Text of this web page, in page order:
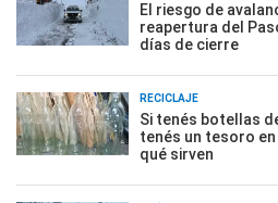
El riesgo de
reapertura del
días de cierre
RECICLAJE
Si tenés botellas
tenés un tesoro
qué sirven